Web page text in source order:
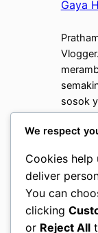
Gaya
sosok
publik
praktisi
dalam
We respect
Cookies help
deliver
You can
clicking
or Reject All